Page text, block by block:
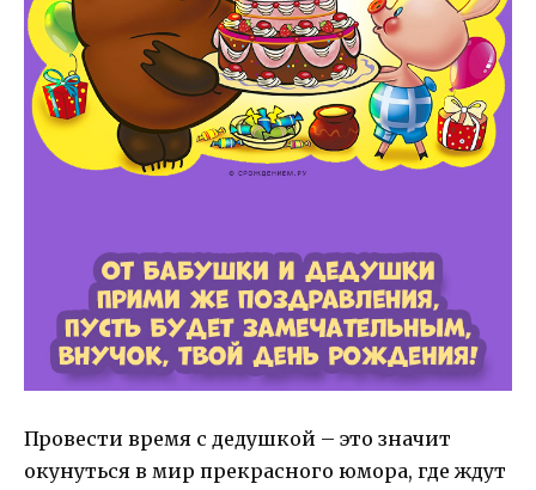
Провести время с дедушкой – это значит
окунуться в мир прекрасного юмора, где ждут